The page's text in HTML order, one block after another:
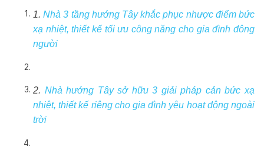
1.Nhà 3 tầng hướng Tây khắc phục nhược điểm bức
xạ nhiệt, thiết kế tối ưu công năng cho gia đình đông
người
2. Nhà hướng Tây sở hữu 3 giải pháp cản bức xạ
nhiệt, thiết kế riêng cho gia đình yêu hoạt động ngoài
trời